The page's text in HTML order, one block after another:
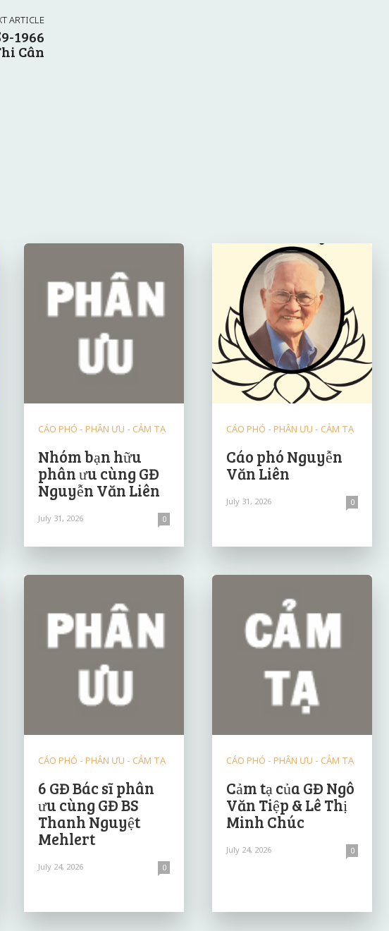
ARTICLE
1966
Cân
CÁO PHÓ - PHÂN ƯU - CẢM TẠ
Nhóm bạn hữu
phân ưu cùng GĐ
Nguyễn Văn Liên
July 31, 2026 0
CÁO PHÓ - PHÂN ƯU - CẢM TẠ
Cáo phó Nguyễn
Văn Liên
July 31, 2026 0
CÁO PHÓ - PHÂN ƯU - CẢM TẠ
6 GĐ Bác sĩ phân
ưu cùng GĐ BS
Thanh Nguyệt
Mehlert
July 24, 2026 0
CÁO PHÓ - PHÂN ƯU - CẢM TẠ
Cảm tạ của GĐ Ngô
Văn Tiệp & Lê Thị
Minh Chúc
July 24, 2026 0